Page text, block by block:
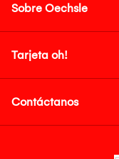
Sobre Oechsle
Tarjeta oh!
Contáctanos